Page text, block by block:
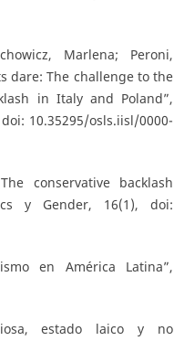
Marlena; Peroni,
dare: The challenge to the
in Italy and Poland”,
10.35295/osls.iisl/0000-
conservative backlash
y Gender, 16(1), doi:
en América Latina”,
estado laico y no